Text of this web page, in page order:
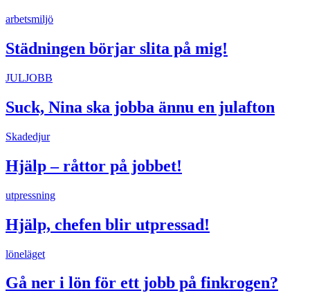
arbetsmiljö
Städningen börjar slita på mig!
JULJOBB
Suck, Nina ska jobba ännu en julafton
Skadedjur
Hjälp – råttor på jobbet!
utpressning
Hjälp, chefen blir utpressad!
löneläget
Gå ner i lön för ett jobb på finkrogen?